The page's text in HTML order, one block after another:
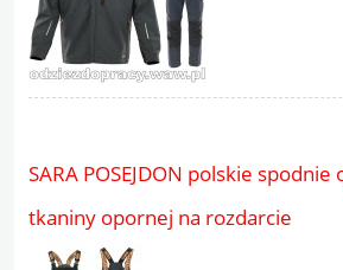
SARA POSEJDON polskie
tkaniny opornej na rozdarcie